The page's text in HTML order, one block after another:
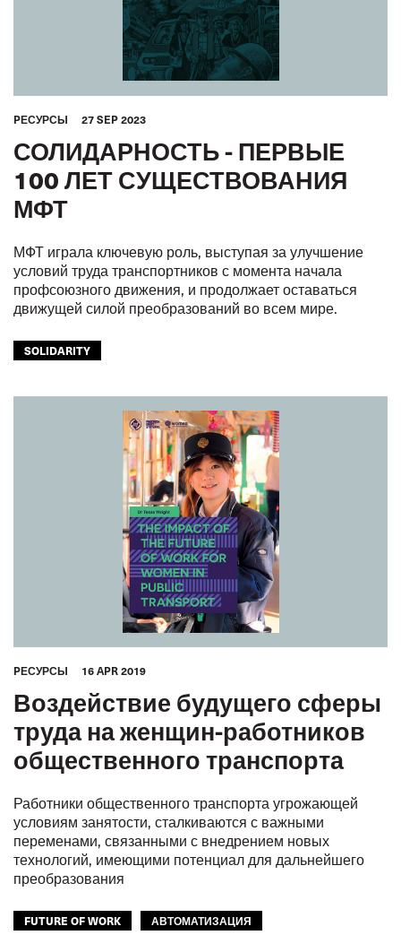
PЕСУРСЫ 27 SEP 2023
СОЛИДАРНОСТЬ - ПЕРВЫЕ
100 ЛЕТ СУЩЕСТВОВАНИЯ
МФТ
МФТ играла ключевую роль, выступая за улучшение
условий труда транспортников с момента начала
профсоюзного движения, и продолжает оставаться
движущей силой преобразований во всем мире.
SOLIDARITY
PЕСУРСЫ 16 APR 2019
Воздействие будущего сферы
труда на женщин-работников
общественного транспорта
Работники общественного транспорта угрожающей
условиям занятости, сталкиваются с важными
переменами, связанными с внедрением новых
технологий, имеющими потенциал для дальнейшего
преобразования
FUTURE OF WORK
АВТОМАТИЗАЦИЯ